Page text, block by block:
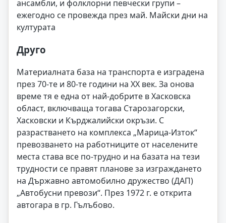
ансамбли, и фолклорни певчески групи –
ежегодно се провежда през май. Майски дни на
културата
Друго
Материалната база на транспорта е изградена
през 70-те и 80-те години на XX век. За онова
време тя е една от най-добрите в Хасковска
област, включваща тогава Старозагорски,
Хасковски и Кърджалийски окръзи. С
разрастването на комплекса „Марица-Изток“
превозването на работниците от населените
места става все по-трудно и на базата на тези
трудности се правят планове за изграждането
на Държавно автомобилно дружество (ДАП)
„Автобусни превози“. През 1972 г. е открита
автогара в гр. Гълъбово.